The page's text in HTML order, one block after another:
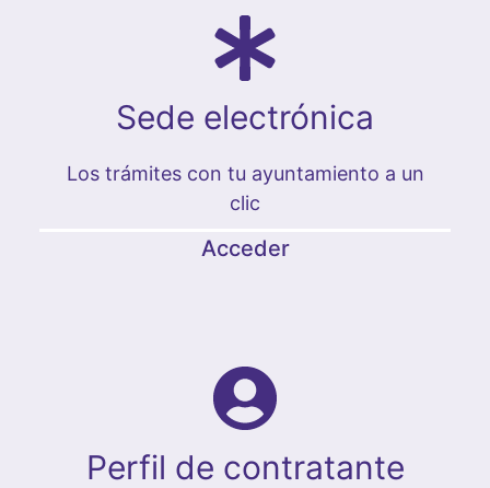
Sede electrónica
Los trámites con tu ayuntamiento a un
clic
Acceder
Perfil de contratante